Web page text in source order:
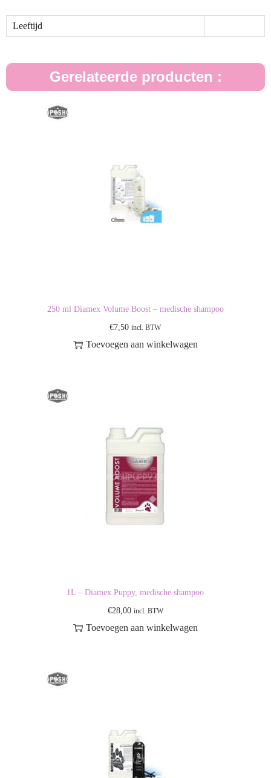
Leeftijd
Gerelateerde producten :
250 ml Diamex Volume Boost – medische shampoo
€7,50 incl. BTW
Toevoegen aan winkelwagen
1L – Diamex Puppy, medische shampoo
€28,00 incl. BTW
Toevoegen aan winkelwagen